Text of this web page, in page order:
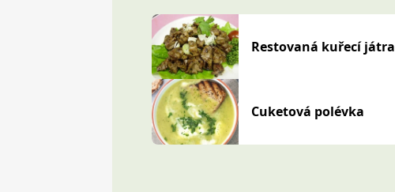
Restovaná kuřecí játra
Cuketová polévka